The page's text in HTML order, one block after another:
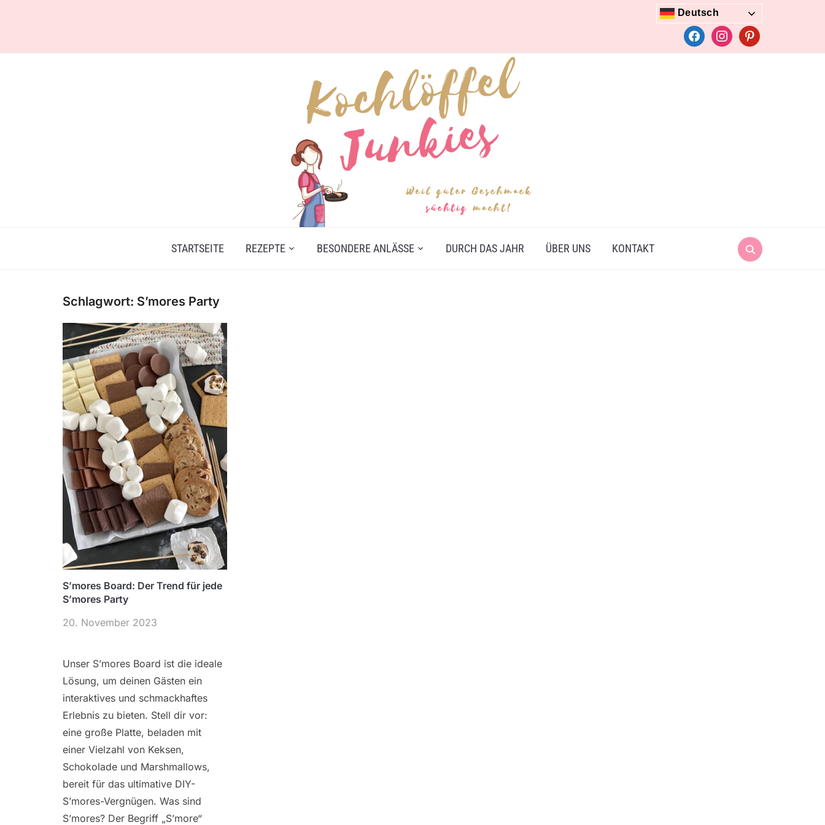
Deutsch
facebookinstagrampinterest
Search
for:
STARTSEITE REZEPTE BESONDERE ANLÄSSE DURCH DAS JAHR ÜBER UNS KONTAKT
Schlagwort: S’mores Party
S’mores Board: Der Trend für jede
S’mores Party
20. November 2023
Unser S’mores Board ist die ideale
Lösung, um deinen Gästen ein
interaktives und schmackhaftes
Erlebnis zu bieten. Stell dir vor:
eine große Platte, beladen mit
einer Vielzahl von Keksen,
Schokolade und Marshmallows,
bereit für das ultimative DIY-
S’mores-Vergnügen. Was sind
S’mores? Der Begriff „S’more“